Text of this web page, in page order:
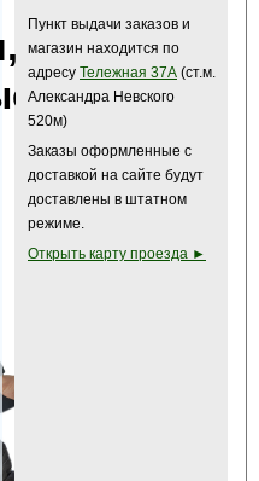
Пункт выдачи заказов и
магазин находится по
адресу Тележная 37А (ст.м.
Александра Невского
520м)
Заказы оформленные с
доставкой на сайте будут
доставлены в штатном
режиме.
Открыть карту проезда ►